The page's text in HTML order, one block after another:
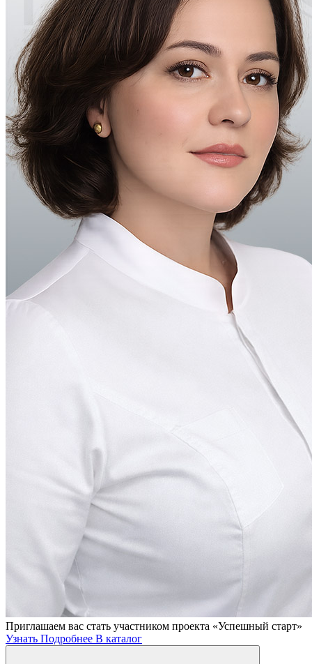
Приглашаем вас стать участником проекта «Успешный старт»
Узнать Подробнее В каталог